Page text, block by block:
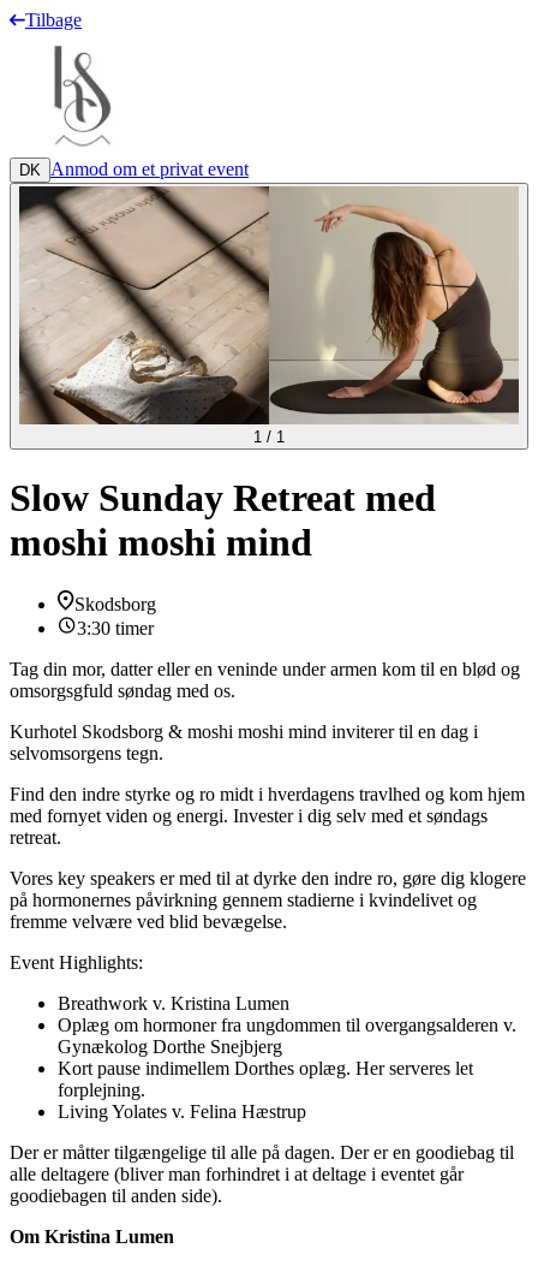
Tilbage
DK Anmod om et privat event
1 / 1
Slow Sunday Retreat med
moshi moshi mind
Skodsborg
3:30 timer
Tag din mor, datter eller en veninde under armen kom til en blød og
omsorgsgfuld søndag med os.
Kurhotel Skodsborg & moshi moshi mind inviterer til en dag i
selvomsorgens tegn.
Find den indre styrke og ro midt i hverdagens travlhed og kom hjem
med fornyet viden og energi. Invester i dig selv med et søndags
retreat.
Vores key speakers er med til at dyrke den indre ro, gøre dig klogere
på hormonernes påvirkning gennem stadierne i kvindelivet og
fremme velvære ved blid bevægelse.
Event Highlights:
Breathwork v. Kristina Lumen
Oplæg om hormoner fra ungdommen til overgangsalderen v.
Gynækolog Dorthe Snejbjerg
Kort pause indimellem Dorthes oplæg. Her serveres let
forplejning.
Living Yolates v. Felina Hæstrup
Der er måtter tilgængelige til alle på dagen. Der er en goodiebag til
alle deltagere (bliver man forhindret i at deltage i eventet går
goodiebagen til anden side).
Om Kristina Lumen